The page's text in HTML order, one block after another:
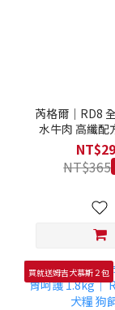
芮格爾｜RD8
水牛肉 高纖配
REGAL 天然犬
NT$365
買就送姆吉犬慕斯２包